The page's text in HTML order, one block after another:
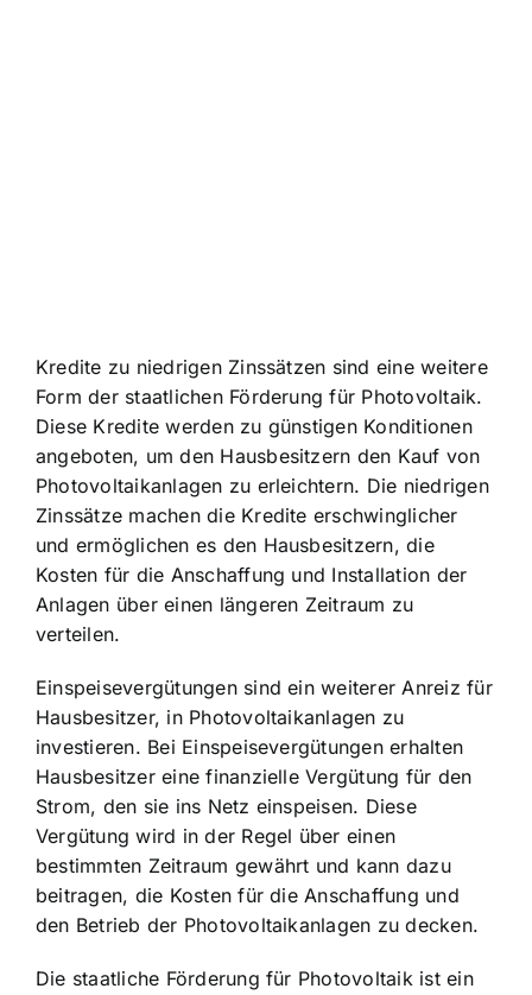
Kredite zu niedrigen Zinssätzen sind eine weitere
Form der staatlichen Förderung für Photovoltaik.
Diese Kredite werden zu günstigen Konditionen
angeboten, um den Hausbesitzern den Kauf von
Photovoltaikanlagen zu erleichtern. Die niedrigen
Zinssätze machen die Kredite erschwinglicher
und ermöglichen es den Hausbesitzern, die
Kosten für die Anschaffung und Installation der
Anlagen über einen längeren Zeitraum zu
verteilen.
Einspeisevergütungen sind ein weiterer Anreiz für
Hausbesitzer, in Photovoltaikanlagen zu
investieren. Bei Einspeisevergütungen erhalten
Hausbesitzer eine finanzielle Vergütung für den
Strom, den sie ins Netz einspeisen. Diese
Vergütung wird in der Regel über einen
bestimmten Zeitraum gewährt und kann dazu
beitragen, die Kosten für die Anschaffung und
den Betrieb der Photovoltaikanlagen zu decken.
Die staatliche Förderung für Photovoltaik ist ein